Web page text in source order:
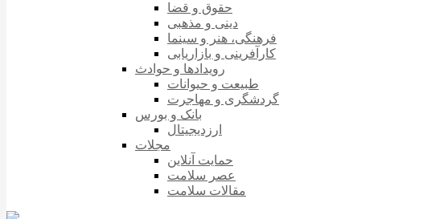
حقوق و قضا
دینی و مذهبی
فرهنگی، هنر و سینما
کارآفرینی و بازاریابی
رویدادها و حوادث
طبیعت و حیوانات
گردشگری و مهاجرت
بانک و بورس
ارزدیجیتال
مجلات
حمایت آنلاین
عصر سلامت
مقالات سلامت